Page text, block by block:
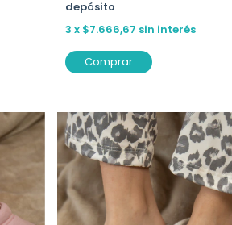
depósito
3 x $7.666,67 sin interés
Comprar